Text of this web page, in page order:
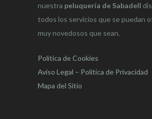
nuestra peluquería de Sabadell
todos los servicios que se puedan
muy novedosos que sean.
Política de Cookies
Aviso Legal – Política de Privacidad
Mapa del Sitio